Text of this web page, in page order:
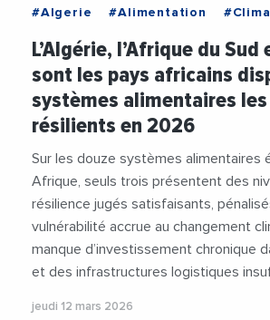
#Algerie
#Alimentation
L’Algérie, l’Afrique du Sud
sont les pays africains
systèmes alimentaires
résilients en 2026
Sur les douze systèmes alimentaires
Afrique, seuls trois présentent des
résilience jugés satisfaisants,
vulnérabilité accrue au changement
manque d’investissement chronique
et des infrastructures logistiques
jeudi 12 mars 2026